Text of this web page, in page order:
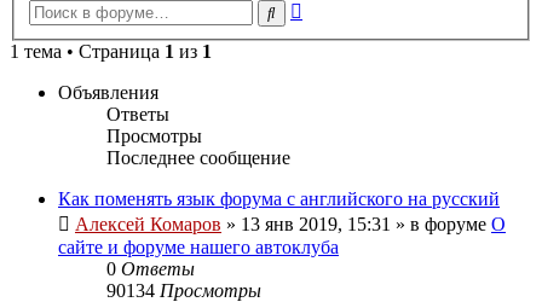
Поиск
1 тема • Страница 1 из 1
Объявления
Ответы
Просмотры
Последнее сообщение
Как поменять язык форума с английского на русский
Алексей Комаров » 13 янв 2019, 15:31 » в форуме О
сайте и форуме нашего автоклуба
0 Ответы
90134 Просмотры